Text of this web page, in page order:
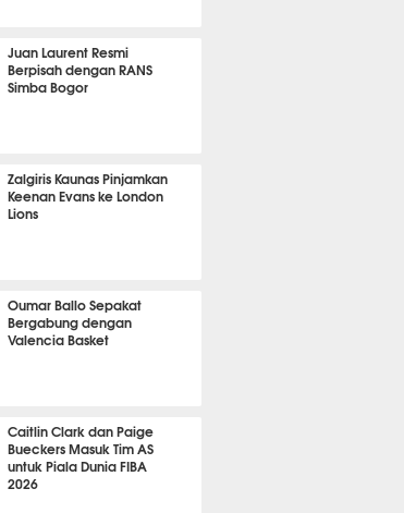
Juan Laurent Resmi
Berpisah dengan RANS
Simba Bogor
Zalgiris Kaunas Pinjamkan
Keenan Evans ke London
Lions
Oumar Ballo Sepakat
Bergabung dengan
Valencia Basket
Caitlin Clark dan Paige
Bueckers Masuk Tim AS
untuk Piala Dunia FIBA
2026